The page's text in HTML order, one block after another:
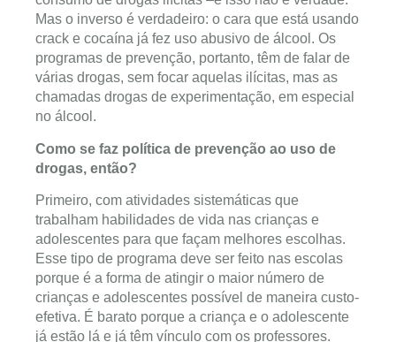
Mas o inverso é verdadeiro: o cara que está usando
crack e cocaína já fez uso abusivo de álcool. Os
programas de prevenção, portanto, têm de falar de
várias drogas, sem focar aquelas ilícitas, mas as
chamadas drogas de experimentação, em especial
no álcool.
Como se faz política de prevenção ao uso de
drogas, então?
Primeiro, com atividades sistemáticas que
trabalham habilidades de vida nas crianças e
adolescentes para que façam melhores escolhas.
Esse tipo de programa deve ser feito nas escolas
porque é a forma de atingir o maior número de
crianças e adolescentes possível de maneira custo-
efetiva. É barato porque a criança e o adolescente
já estão lá e já têm vínculo com os professores.